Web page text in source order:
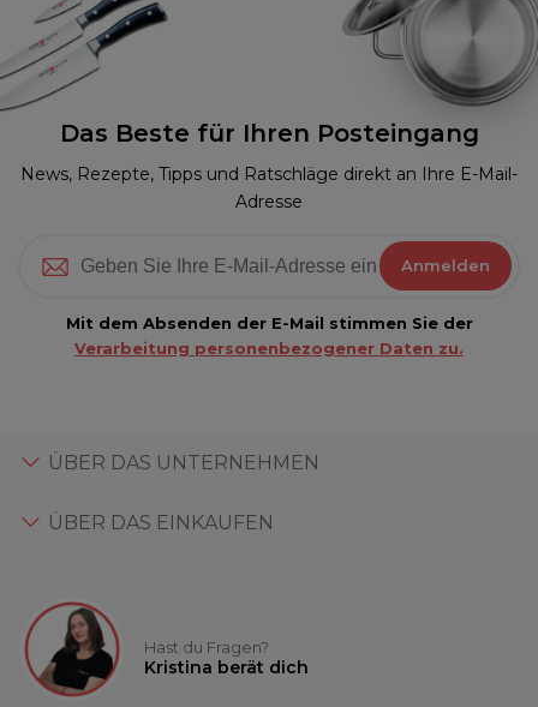
Das Beste für Ihren Posteingang
News, Rezepte, Tipps und Ratschläge direkt an Ihre E-Mail-
Adresse
Anmelden
Mit dem Absenden der E-Mail stimmen Sie der
Verarbeitung personenbezogener Daten zu.
ÜBER DAS UNTERNEHMEN
ÜBER DAS EINKAUFEN
Hast du Fragen?
Kristina berät dich